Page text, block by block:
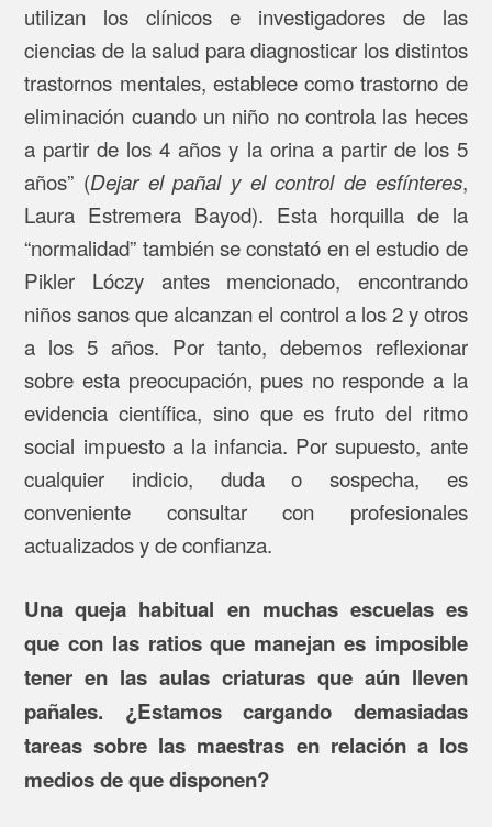
utilizan los clínicos e investigadores de las
ciencias de la salud para diagnosticar los distintos
trastornos mentales, establece como trastorno de
eliminación cuando un niño no controla las heces
a partir de los 4 años y la orina a partir de los 5
años” (Dejar el pañal y el control de esfínteres,
Laura Estremera Bayod). Esta horquilla de la
“normalidad” también se constató en el estudio de
Pikler Lóczy antes mencionado, encontrando
niños sanos que alcanzan el control a los 2 y otros
a los 5 años. Por tanto, debemos reflexionar
sobre esta preocupación, pues no responde a la
evidencia científica, sino que es fruto del ritmo
social impuesto a la infancia. Por supuesto, ante
cualquier indicio, duda o sospecha, es
conveniente consultar con profesionales
actualizados y de confianza.
Una queja habitual en muchas escuelas es
que con las ratios que manejan es imposible
tener en las aulas criaturas que aún lleven
pañales. ¿Estamos cargando demasiadas
tareas sobre las maestras en relación a los
medios de que disponen?